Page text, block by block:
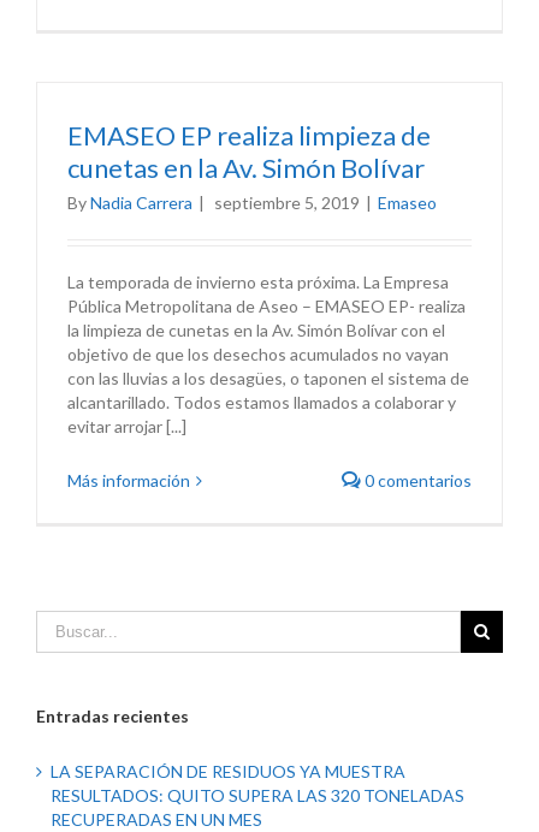
EMASEO EP realiza limpieza de
cunetas en la Av. Simón Bolívar
ByNadia Carrera | septiembre 5, 2019 | Emaseo
La temporada de invierno esta próxima. La Empresa
Pública Metropolitana de Aseo – EMASEO EP- realiza
la limpieza de cunetas en la Av. Simón Bolívar con el
objetivo de que los desechos acumulados no vayan
con las lluvias a los desagües, o taponen el sistema de
alcantarillado. Todos estamos llamados a colaborar y
evitar arrojar [...]
Más información 0 comentarios
Entradas recientes
LA SEPARACIÓN DE RESIDUOS YA MUESTRA
RESULTADOS: QUITO SUPERA LAS 320 TONELADAS
RECUPERADAS EN UN MES